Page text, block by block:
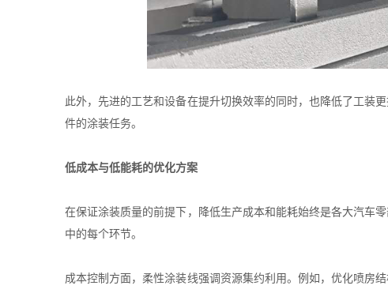
此外，先进的工艺和设备在提升切换效率的同时，也降低了工装
件的涂装任务。
低成本与低能耗的优化方案
在保证涂装质量的前提下，降低生产成本和能耗始终是各大汽车零
中的每个环节。
成本控制方面，柔性涂装线强调资源集约利用。例如，优化喷房